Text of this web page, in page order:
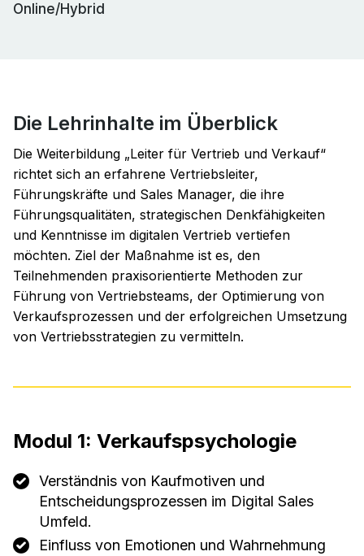
Online/Hybrid
Die Lehrinhalte im Überblick
Die Weiterbildung „Leiter für Vertrieb und Verkauf“
richtet sich an erfahrene Vertriebsleiter,
Führungskräfte und Sales Manager, die ihre
Führungsqualitäten, strategischen Denkfähigkeiten
und Kenntnisse im digitalen Vertrieb vertiefen
möchten. Ziel der Maßnahme ist es, den
Teilnehmenden praxisorientierte Methoden zur
Führung von Vertriebsteams, der Optimierung von
Verkaufsprozessen und der erfolgreichen Umsetzung
von Vertriebsstrategien zu vermitteln.
Modul 1: Verkaufspsychologie
Verständnis von Kaufmotiven und
Entscheidungsprozessen im Digital Sales
Umfeld.
Einfluss von Emotionen und Wahrnehmung